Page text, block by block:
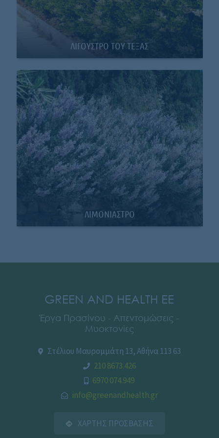
ΛΙΓΟΥΣΤΡO ΤΟΥ ΤΕΞΑΣ
ΛΙΜΟΝΙΑΣΤΡΟ
GREEN AND HEALTH EE
Έργα Πρασίνου - Απεντομώσεις -
Μυοκτονίες
Στέλιου Μαυρομμάτη 13, Αθήνα 113 63
210 8673.426
6970 074.949
info@greenandhealth.gr
ΧΑΡΤΗΣ ΠΡΟΣΒΑΣΗΣ